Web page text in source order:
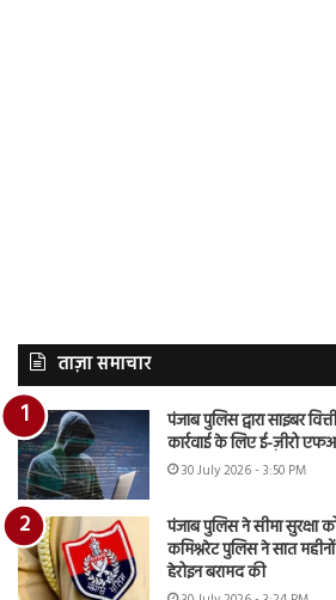
ताज़ा समाचार
पंजाब पुलिस द्वारा साइबर
कार्रवाई के लिए ई-ज़ीरो
30 July 2026 - 3:50 PM
पंजाब पुलिस ने सीमा
कमिश्नरेट पुलिस ने सात
हेरोइन बरामद की